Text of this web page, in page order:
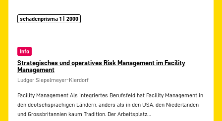
schadenprisma 1 | 2000
Info
Strategisches und operatives Risk Management im Facility
Management
Ludger Siepelmeyer-Kierdorf
Facility Management Als integriertes Berufsfeld hat Facility Management in
den deutschsprachigen Ländern, anders als in den USA, den Niederlanden
und Grossbritannien kaum Tradition. Der Arbeitsplatz…